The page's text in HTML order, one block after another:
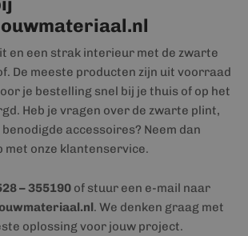
en een strak interieur met de zwarte
De meeste producten zijn uit voorraad
je bestelling snel bij je thuis of op het
Heb je vragen over de zwarte plint,
accessoires? Neem dan
met onze klantenservice.
– 355190 of stuur een e-mail naar
. We denken graag met
oplossing voor jouw project.